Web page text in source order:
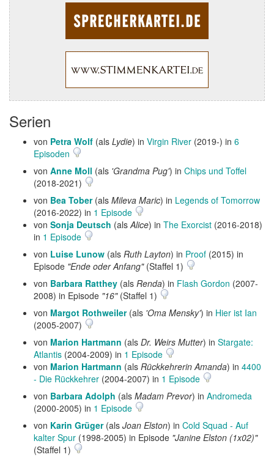
Serien
von Petra Wolf (als Lydie) in Virgin River (2019-) in 6
Episoden
von Anne Moll (als 'Grandma Pug') in Chips und Toffel
(2018-2021)
von Bea Tober(als Mileva Maric) in Legends of Tomorrow
(2016-2022) in 1 Episode
von Sonja Deutsch (alsAlice) in The Exorcist (2016-2018)
in 1 Episode
von Luise Lunow (als Ruth Layton) in Proof (2015) in
Episode "Ende oder Anfang"(Staffel 1)
von Barbara Ratthey (als Renda) in Flash Gordon (2007-
2008) in Episode "16"(Staffel 1)
von Margot Rothweiler(als 'Oma Mensky') in Hier ist Ian
(2005-2007)
von Marion Hartmann (als Dr. Weirs Mutter) in Stargate:
Atlantis (2004-2009) in 1 Episode
von Marion Hartmann (als Rückkehrerin Amanda) in 4400
- Die Rückkehrer (2004-2007) in 1 Episode
von Barbara Adolph (als Madam Prevor) in Andromeda
(2000-2005) in 1 Episode
von Karin Grüger(als Joan Elston) in Cold Squad - Auf
kalter Spur (1998-2005) in Episode "Janine Elston (1x02)"
(Staffel 1)